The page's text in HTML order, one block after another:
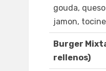
gouda,
jamon,
Burger
rellenos)